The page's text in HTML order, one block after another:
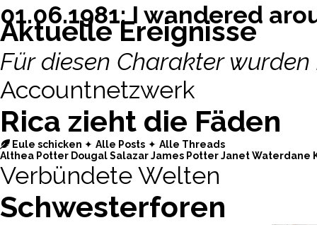
01.06.1981: I wandered
Aktuelle Ereignisse
Für diesen Charakter
Accountnetzwerk
Rica zieht die Fäden
Eule schicken ✦︎ Alle Posts ✦︎ Alle Threads
Althea Potter Dougal SalazarJames PotterJanet Waterdane
Verbündete Welten
Schwesterforen